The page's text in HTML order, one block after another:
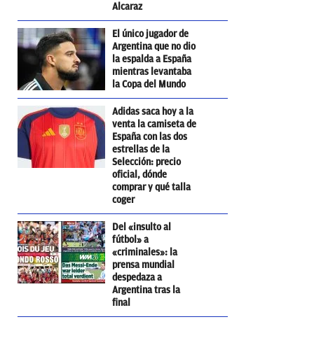
Alcaraz
El único jugador de
Argentina que no dio
la espalda a España
mientras levantaba
la Copa del Mundo
Adidas saca hoy a la
venta la camiseta de
España con las dos
estrellas de la
Selección: precio
oficial, dónde
comprar y qué talla
coger
Del «insulto al
fútbol» a
«criminales»: la
prensa mundial
despedaza a
Argentina tras la
final